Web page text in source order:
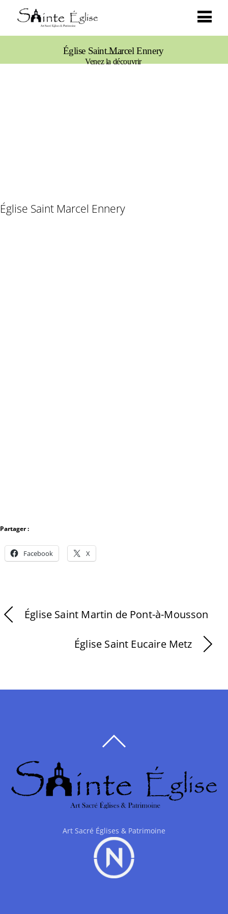
Église Saint Marcel Ennery
Venez la découvrir
Église Saint Marcel Ennery
Partager :
Facebook X
Église Saint Martin de Pont-à-Mousson
Église Saint Eucaire Metz
Art Sacré Églises & Patrimoine